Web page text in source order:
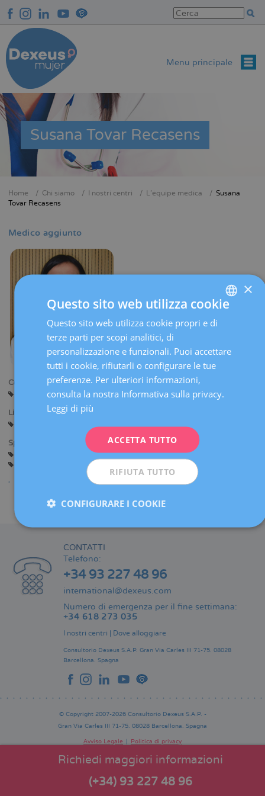
contenuto
principale
Menu principale
Susana Tovar Recasens
Briciole
pane
Home Chi siamo I nostri centri L'équipe medica
Susana
Tovar Recasens
Medico aggiunto
Centri:
Sant Cugat
Lingue:
Specialità:
Consulenza prima della Gravidanza
Gravidanza e Parto
Ginecologia Generale
Richiedi maggiori informazioni
(+34) 93 227 48 96
CONTATTI
Telefono:
+34 93 227 48 96
international@dexeus.com
Numero di emergenza per il fine settimana:
+34 618 273 035
I nostri centri | Dove alloggiare
Consultorio Dexeus S.A.P. Gran Via Carles III 71-75. 08028
Barcellona. Spagna
© Copyright 2007-2026 Consultorio Dexeus S.A.P. -
Gran Via Carles III 71-75. 08028 Barcellona. Spagna
de
Avviso Legale
Politica di privacy
SPANISH
DEUTSCH
×
Questo sito web utilizza cookie
Questo sito web utilizza cookie propri e di
terze parti per scopi analitici, di
personalizzazione e funzionali. Puoi accettare
tutti i cookie, rifiutarli o configurare le tue
preferenze. Per ulteriori informazioni,
consulta la nostra Informativa sulla privacy.
Leggi di più
ACCETTA TUTTO
RIFIUTA TUTTO
CONFIGURARE I COOKIE